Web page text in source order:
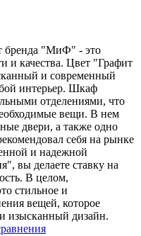
бренда "МиФ" - это
и качества. Цвет "Графит
и современный
интерьер. Шкаф
отделениями, что
вещи. В нем
двери, а также одно
себя на рынке
и надежной
вы делаете ставку на
В целом,
стильное и
вещей, которое
и изысканный дизайн.